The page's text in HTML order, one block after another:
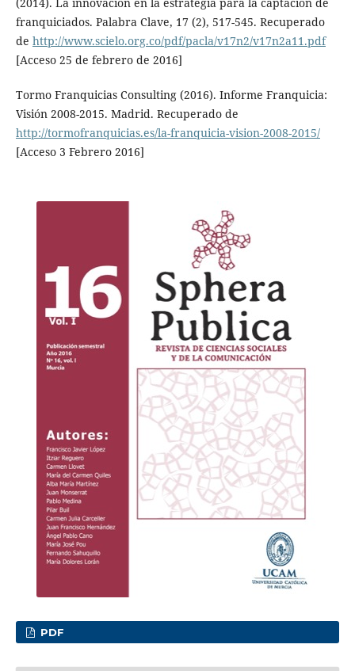
(2014). La innovación en la estrategia para la captación de
franquiciados. Palabra Clave, 17 (2), 517-545. Recuperado
de http://www.scielo.org.co/pdf/pacla/v17n2/v17n2a11.pdf
[Acceso 25 de febrero de 2016]
Tormo Franquicias Consulting (2016). Informe Franquicia:
Visión 2008-2015. Madrid. Recuperado de
http://tormofranquicias.es/la-franquicia-vision-2008-2015/
[Acceso 3 Febrero 2016]
PDF